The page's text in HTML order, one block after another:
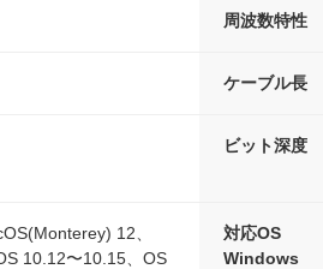
周波数特性
ケーブル長
ビット深度
12、
10.12〜10.15、OS
対応OS
Windows